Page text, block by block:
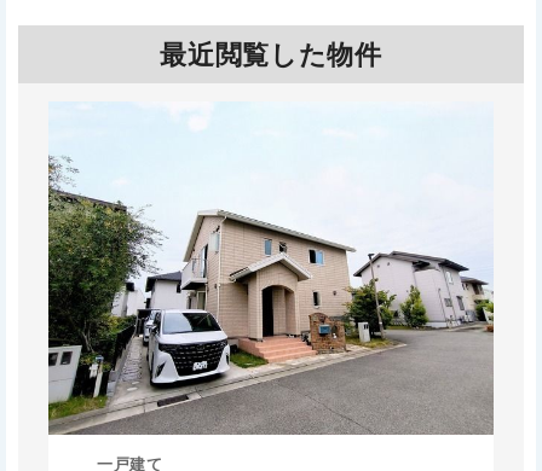
最近閲覧した物件
一戸建て